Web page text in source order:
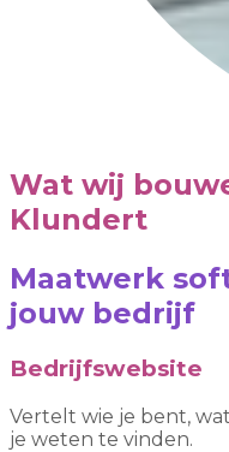
Wat wij
Klundert
Maatwerk
jouw bedrijf
Bedrijfswebsite
Vertelt wie je bent,
je weten te vinden.